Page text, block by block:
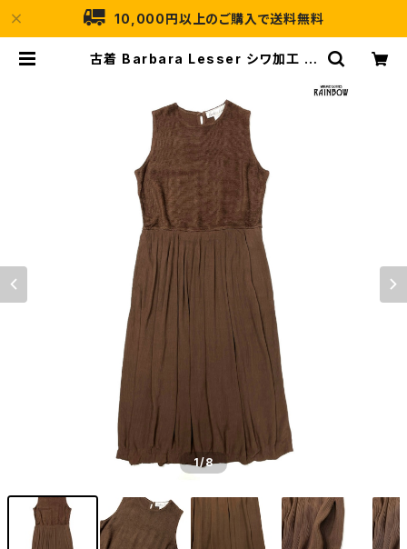
10,000円以上のご購入で送料無料
古着 Barbara Lesser シワ加工 ア
ワンピース 茶 (otu2510050) | 古
着屋RAINBOW
1/8